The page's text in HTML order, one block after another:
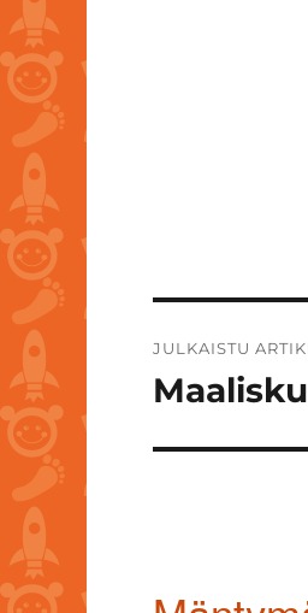
selaus
JULKAISTU